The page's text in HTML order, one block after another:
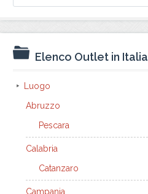
for:
Elenco Outlet in Italia
Luogo
Abruzzo
Pescara
Calabria
Catanzaro
Campania